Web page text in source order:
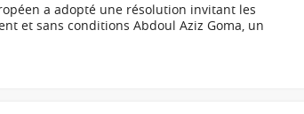
a adopté une résolution invitant les
et sans conditions Abdoul Aziz Goma, un